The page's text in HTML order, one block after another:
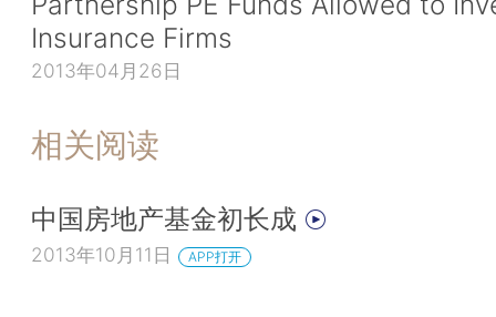
Insurance Firms
2013年04月26日
相关阅读
中国房地产基金初长成
2013年10月11日 APP打开